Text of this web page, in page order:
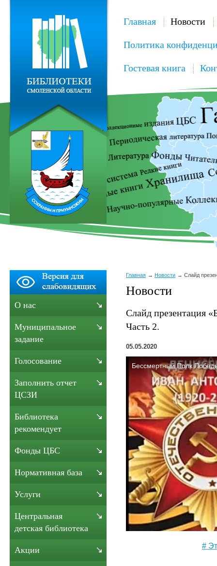
Главная Новости
Политика
Гостевая книга
Главная Новости Слайд
Новости
Слайд презентация
Часть 2.
05.05.2020
#
О нас
Муниципальное
задание
Голосование
Заполнить отчет
ЦСЗИ
Библиотека
рекомендует
Фонды ЦБС
Нормативная база
Услуги
Центральная
детская библиотека
Акции